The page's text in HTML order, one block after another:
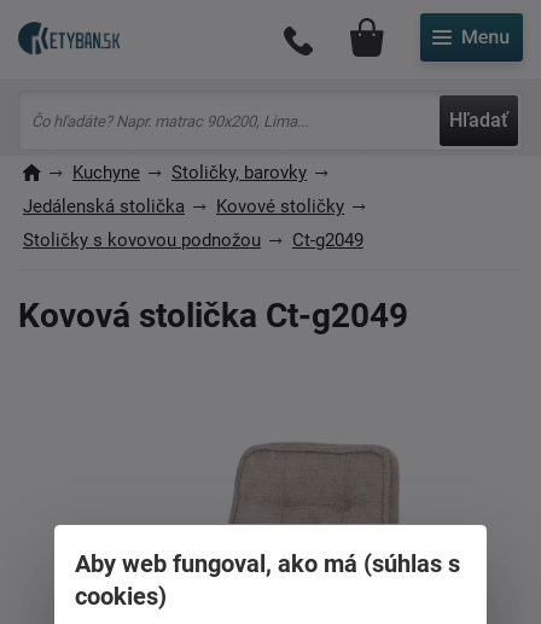
Hľadať
Môj účet
Kuchyne
Stoličky, barovky
Jedálenská stolička
Kovové stoličky
Stoličky s kovovou podnožou
Ct-g2049
Kovová stolička Ct-g2049
Aby web fungoval, ako má (súhlas s
cookies)